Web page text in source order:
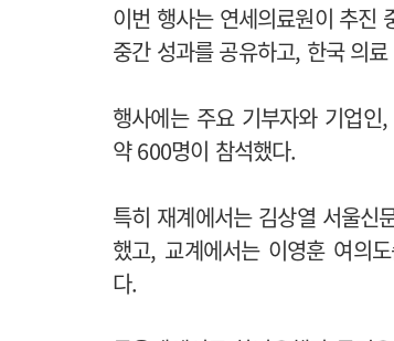
이번 행사는 연세의료원이 추진
중간 성과를 공유하고, 한국 의
행사에는 주요 기부자와 기업
약 600명이 참석했다.
특히 재계에서는 김상열 서울신
했고, 교계에서는 이영훈 여의
다.